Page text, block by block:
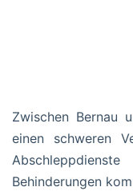
Zwischen Bernau
einen schweren
Behinderungen